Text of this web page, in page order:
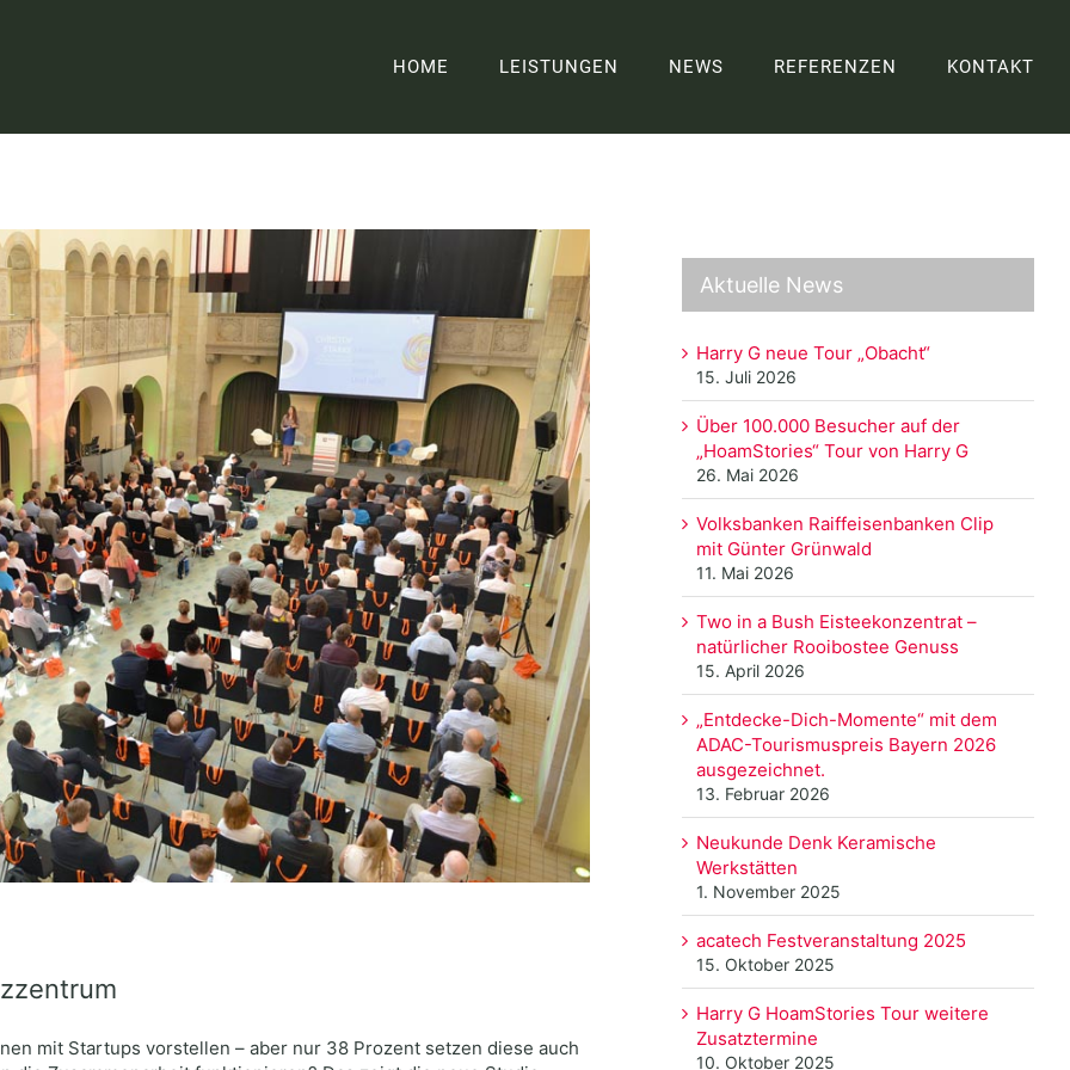
HOME LEISTUNGEN NEWS REFERENZEN KONTAKT
mit Startups vorstellen – aber nur 38 Prozent setzen diese auch
Aktuelle News
Harry G neue Tour „Obacht“
15. Juli 2026
Über 100.000 Besucher auf der
„HoamStories“ Tour von Harry G
26. Mai 2026
Volksbanken Raiffeisenbanken Clip
mit Günter Grünwald
11. Mai 2026
Two in a Bush Eisteekonzentrat –
natürlicher Rooibostee Genuss
15. April 2026
„Entdecke-Dich-Momente“ mit dem
ADAC-Tourismuspreis Bayern 2026
ausgezeichnet.
13. Februar 2026
Neukunde Denk Keramische
Werkstätten
1. November 2025
acatech Festveranstaltung 2025
15. Oktober 2025
Harry G HoamStories Tour weitere
Zusatztermine
10. Oktober 2025